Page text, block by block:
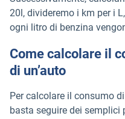
20l, divideremo i km per i
ogni litro di benzina
Come calcolare il
di un’auto
Per calcolare il consumo
basta seguire dei semplici